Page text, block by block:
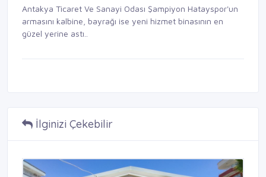
Antakya Ticaret Ve Sanayi Odası Şampiyon Hatayspor'un
armasını kalbine, bayrağı ise yeni hizmet binasının en
güzel yerine astı..
İlginizi Çekebilir